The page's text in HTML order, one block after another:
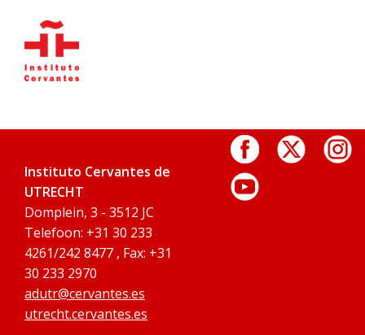
Instituto Cervantes de
UTRECHT
Domplein, 3 - 3512 JC
Telefoon: +31 30 233
4261/242 8477 , Fax: +31
30 233 2970
adutr@cervantes.es
utrecht.cervantes.es